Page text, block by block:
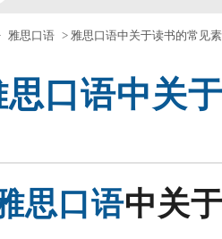
雅思口语 > 雅思口语中关于读书的常见
思口语中关
思口语中关